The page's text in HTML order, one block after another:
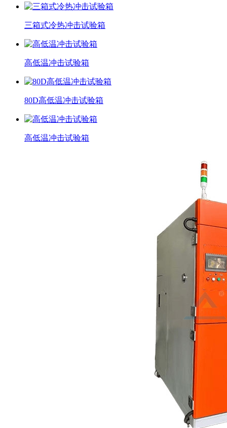
三箱式冷热冲击试验箱
高低温冲击试验箱
80D高低温冲击试验箱
高低温冲击试验箱